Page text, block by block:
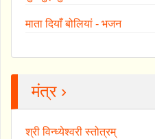
माता दियाँ बोलियां - भजन
मंत्र ›
श्री विन्ध्येश्वरी स्तोत्रम्